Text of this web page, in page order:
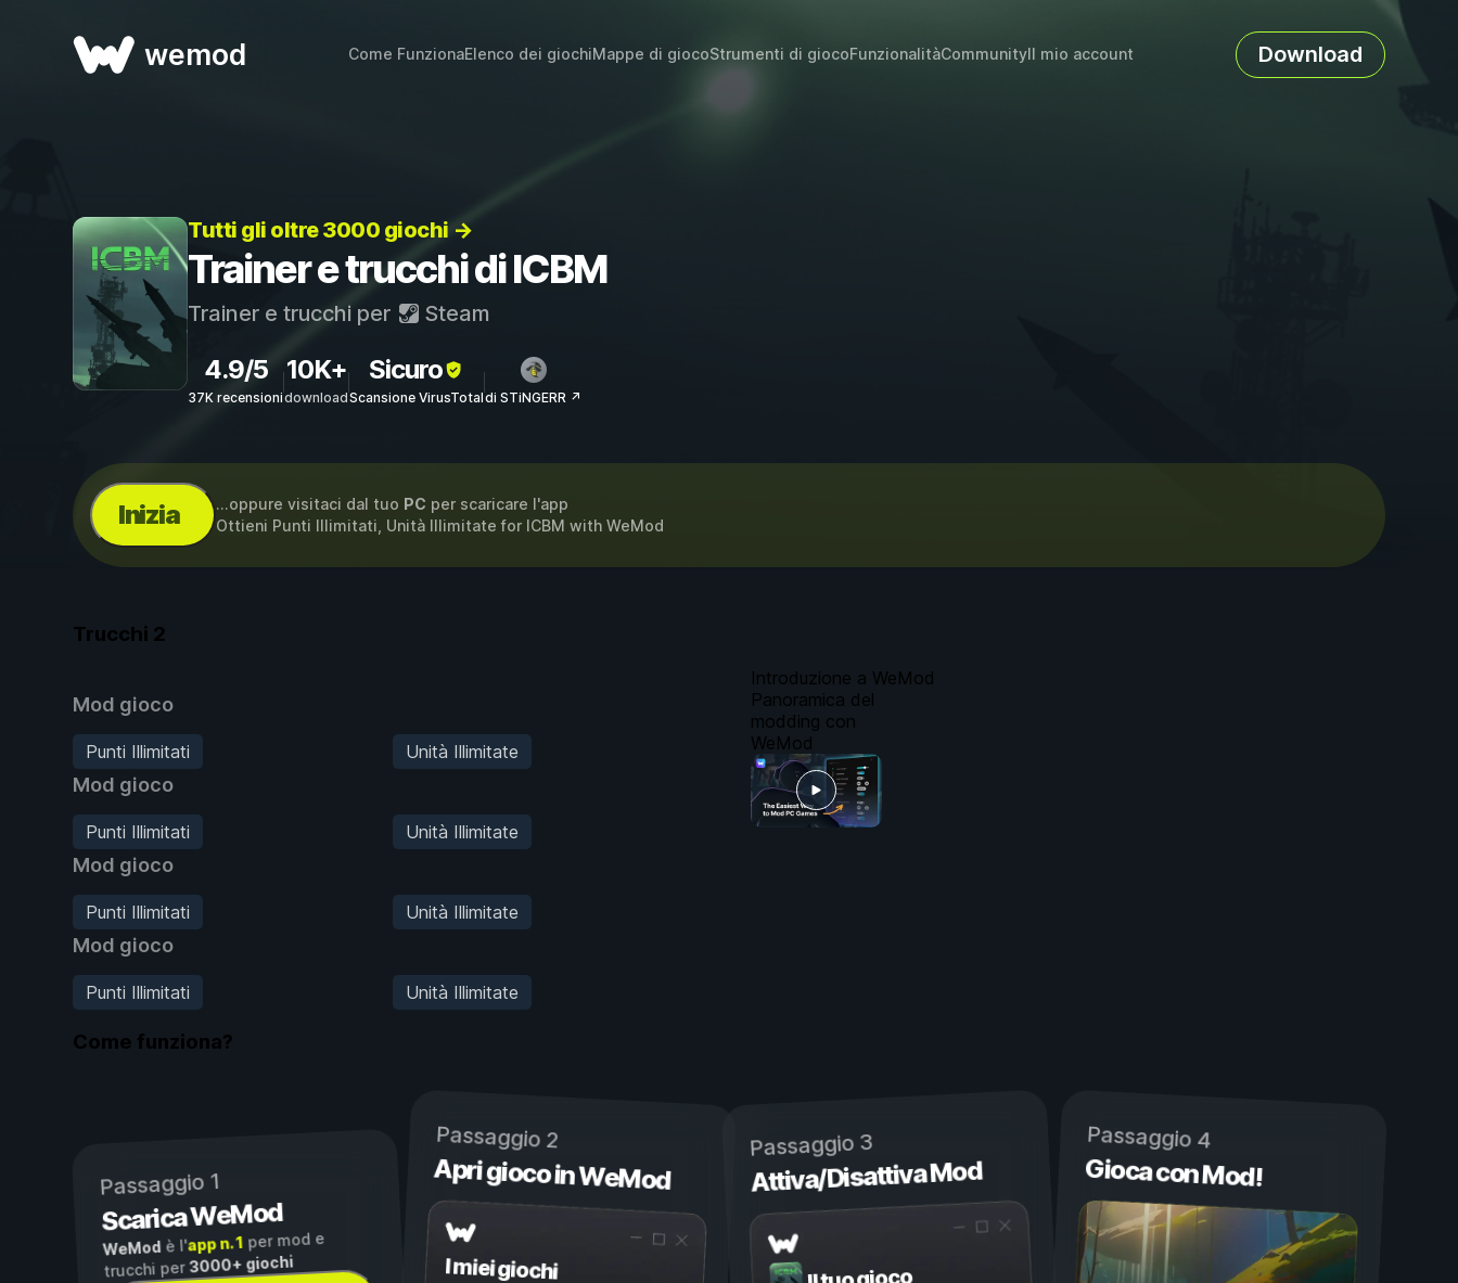
wemod Come FunzionaElenco dei giochiMappe di giocoStrumenti di giocoFunzionalitàCommunityIl mio account Download
Tutti gli oltre 3000 giochi →
Trainer e trucchi di ICBM
Trainer e trucchi per Steam
4.9/5
37K recensioni
10K+
download
Sicuro
Scansione VirusTotaldi STiNGERR ↗
Inizia ...oppure visitaci dal tuo PC per scaricare l'app
Ottieni Punti Illimitati, Unità Illimitate for ICBM with WeMod
Trucchi 2
Mod gioco
Punti Illimitati Unità Illimitate
Mod gioco
Punti Illimitati Unità Illimitate
Mod gioco
Punti Illimitati Unità Illimitate
Mod gioco
Punti Illimitati Unità Illimitate
Introduzione a WeMod
Panoramica del
modding con
WeMod
Come funziona?
Passaggio 1
Scarica WeMod
WeMod è l'app n. 1per mod e
trucchi per3000+ giochi
Passaggio 2
Apri gioco in WeMod
I miei giochi
Passaggio 3
Attiva/Disattiva Mod
Passaggio 4
Gioca con Mod!